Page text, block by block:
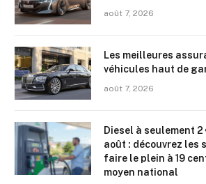
août 7, 2026
Les meilleures
véhicules haut de
août 7, 2026
Diesel à seulement 2
août : découvrez les
faire le plein à 19
moyen national